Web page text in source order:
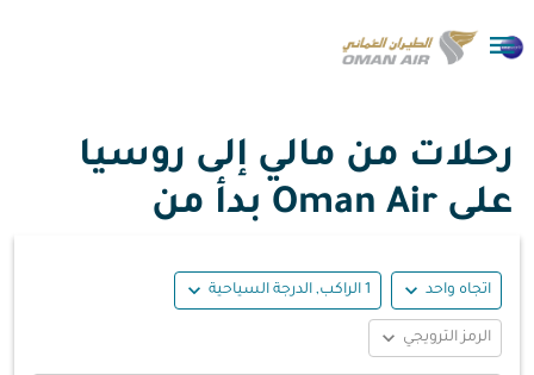

رحلات من مالي إلى روسيا
على Oman Air بدأ من
اتجاه واحد expand_more 1 الراكب, الدرجة السياحية expand_more
الرمز الترويجي expand_more